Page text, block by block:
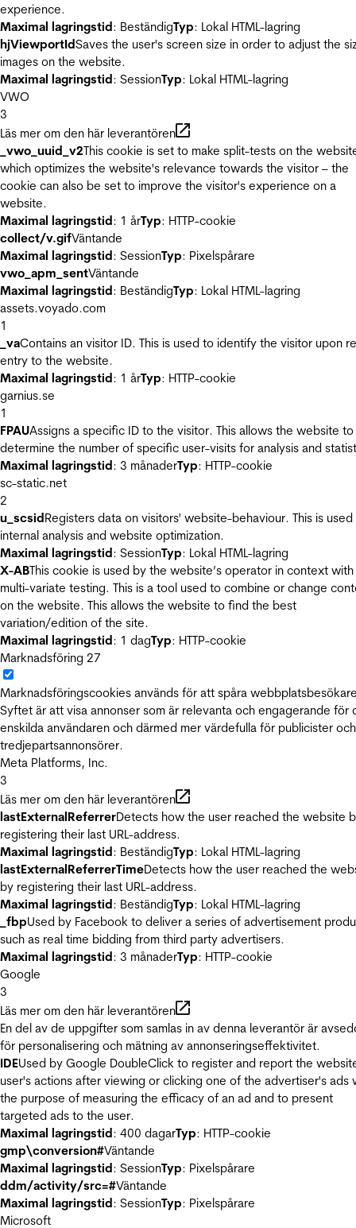
experience.
Maximal lagringstid: BeständigTyp: Lokal HTML-lagring
hjViewportIdSaves the user's screen size in order to adjust the
images on the website.
Maximal lagringstid: SessionTyp: Lokal HTML-lagring
VWO
3
Läs mer om den här leverantören
_vwo_uuid_v2This cookie is set to make split-tests on the
which optimizes the website's relevance towards the visitor – the
cookie can also be set to improve the visitor's experience on a
website.
Maximal lagringstid: 1 årTyp: HTTP-cookie
collect/v.gifVäntande
Maximal lagringstid: SessionTyp: Pixelspårare
vwo_apm_sentVäntande
Maximal lagringstid: BeständigTyp: Lokal HTML-lagring
assets.voyado.com
1
_vaContains an visitor ID. This is used to identify the visitor upon
entry to the website.
Maximal lagringstid: 1 årTyp: HTTP-cookie
garnius.se
1
FPAUAssigns a specific ID to the visitor. This allows the website to
determine the number of specific user-visits for analysis and
Maximal lagringstid: 3 månaderTyp: HTTP-cookie
sc-static.net
2
u_scsidRegisters data on visitors' website-behaviour. This is
internal analysis and website optimization.
Maximal lagringstid: SessionTyp: Lokal HTML-lagring
X-ABThis cookie is used by the website’s operator in context with
multi-variate testing. This is a tool used to combine or change
on the website. This allows the website to find the best
variation/edition of the site.
Maximal lagringstid: 1 dagTyp: HTTP-cookie
Marknadsföring 27
Marknadsföringscookies används för att spåra
Syftet är att visa annonser som är relevanta och engagerande för
enskilda användaren och därmed mer värdefulla för publicister och
tredjepartsannonsörer.
Meta Platforms, Inc.
3
Läs mer om den här leverantören
lastExternalReferrerDetects how the user reached the website
registering their last URL-address.
Maximal lagringstid: BeständigTyp: Lokal HTML-lagring
lastExternalReferrerTimeDetects how the user reached the
by registering their last URL-address.
Maximal lagringstid: BeständigTyp: Lokal HTML-lagring
_fbpUsed by Facebook to deliver a series of advertisement
such as real time bidding from third party advertisers.
Maximal lagringstid: 3 månaderTyp: HTTP-cookie
Google
3
Läs mer om den här leverantören
En del av de uppgifter som samlas in av denna leverantör är
för personalisering och mätning av annonseringseffektivitet.
IDEUsed by Google DoubleClick to register and report the
user's actions after viewing or clicking one of the advertiser's ads
the purpose of measuring the efficacy of an ad and to present
targeted ads to the user.
Maximal lagringstid: 400 dagarTyp: HTTP-cookie
gmp\conversion#Väntande
Maximal lagringstid: SessionTyp: Pixelspårare
ddm/activity/src=#Väntande
Maximal lagringstid: SessionTyp: Pixelspårare
Microsoft